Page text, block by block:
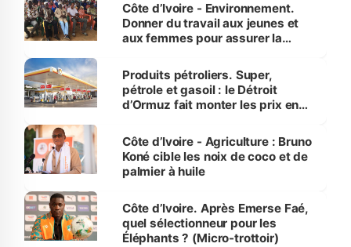
Côte d’Ivoire - Environnement.
Donner du travail aux jeunes et
aux femmes pour assurer la
menacées
Produits pétroliers. Super,
pétrole et gasoil : le Détroit
d’Ormuz fait monter les prix en
Côte d’Ivoire - Agriculture : Bruno
Koné cible les noix de coco et de
palmier à huile
Côte d’Ivoire. Après Emerse Faé,
quel sélectionneur pour les
Éléphants ? (Micro-trottoir)